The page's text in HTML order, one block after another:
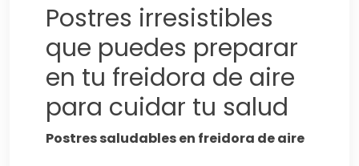
Postres irresistibles
que puedes preparar
en tu freidora de aire
para cuidar tu salud
Postres saludables en freidora de aire